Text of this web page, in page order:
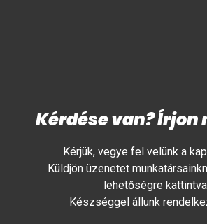
Kérdése van?
Kérjük, vegye fel velünk a
Küldjön üzenetet
lehetőségre
Készséggel állunk